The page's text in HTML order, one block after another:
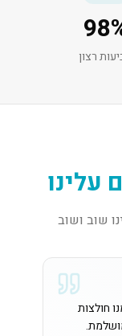
98
רצון
עלינו
שוב ושוב
חולצות